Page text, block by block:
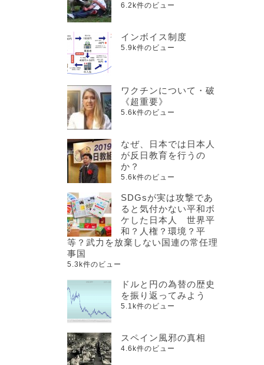
6.2k件のビュー
インボイス制度
5.9k件のビュー
ワクチンについて・破
《超重要》
5.6k件のビュー
なぜ、日本では日本人
が反日教育を行うの
か？
5.6k件のビュー
SDGsが実は攻撃であ
ると気付かない平和ボ
ケした日本人 世界平
和？人権？環境？平
等？武力を放棄しない国連の常任理
事国
5.3k件のビュー
ドルと円の為替の歴史
を振り返ってみよう
5.1k件のビュー
スペイン風邪の真相
4.6k件のビュー